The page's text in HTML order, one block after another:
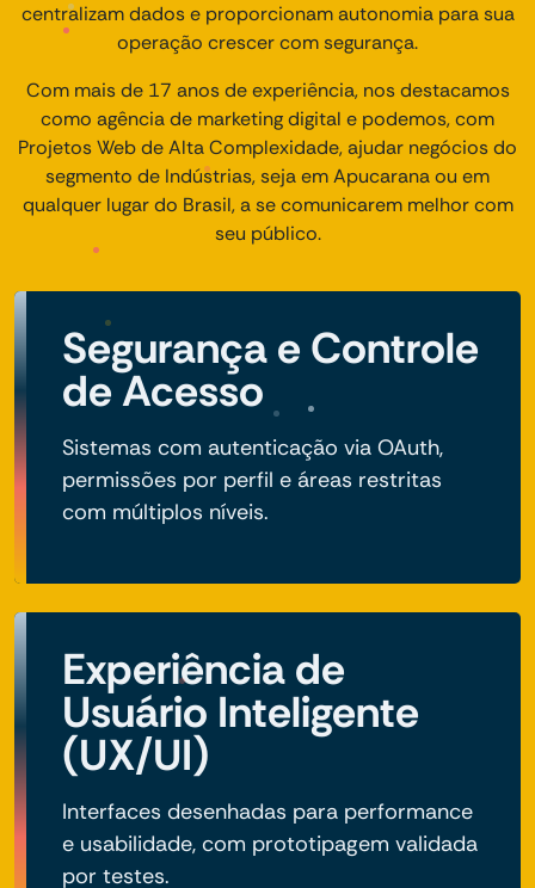
centralizam dados e proporcionam autonomia para sua
operação crescer com segurança.
Com mais de 17 anos de experiência, nos destacamos
como agência de marketing digital e podemos, com
Projetos Web de Alta Complexidade, ajudar negócios do
segmento de Indústrias, seja em Apucarana ou em
qualquer lugar do Brasil, a se comunicarem melhor com
seu público.
Segurança e Controle
de Acesso
Sistemas com autenticação via OAuth,
permissões por perfil e áreas restritas
com múltiplos níveis.
Experiência de
Usuário Inteligente
(UX/UI)
Interfaces desenhadas para performance
e usabilidade, com prototipagem validada
por testes.